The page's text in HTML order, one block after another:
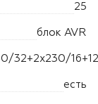
25
блок AVR
32+2х230/
есть